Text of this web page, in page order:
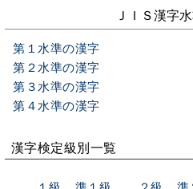
ＪＩＳ漢字
第１水準の漢字
第２水準の漢字
第３水準の漢字
第４水準の漢字
漢字検定級別一覧